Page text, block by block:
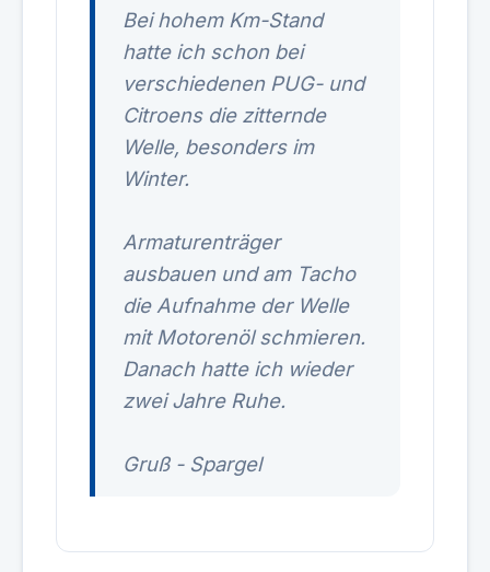
Bei hohem Km-Stand
hatte ich schon bei
verschiedenen PUG- und
Citroens die zitternde
Welle, besonders im
Winter.
Armaturenträger
ausbauen und am Tacho
die Aufnahme der Welle
mit Motorenöl schmieren.
Danach hatte ich wieder
zwei Jahre Ruhe.
Gruß - Spargel